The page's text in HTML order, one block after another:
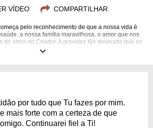
VÍDEO COMPARTILHAR
pelo reconhecimento de que a nossa vida é
a nossa família maravilhosa, o amor que nos
do amor do Criador. A gravidez tão desejada que se
tão aguardado que chega com saúde, as grandes
seres humanos melhores. Inspire-se em
rotina na sua vida.
por tudo que Tu fazes por mim.
mais forte com a certeza de que
Continuarei fiel a Ti!